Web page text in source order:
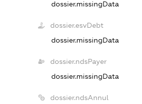
dossier.missingData
dossier.esvDebt
dossier.missingData
dossier.ndsPayer
dossier.missingData
dossier.ndsAnnul